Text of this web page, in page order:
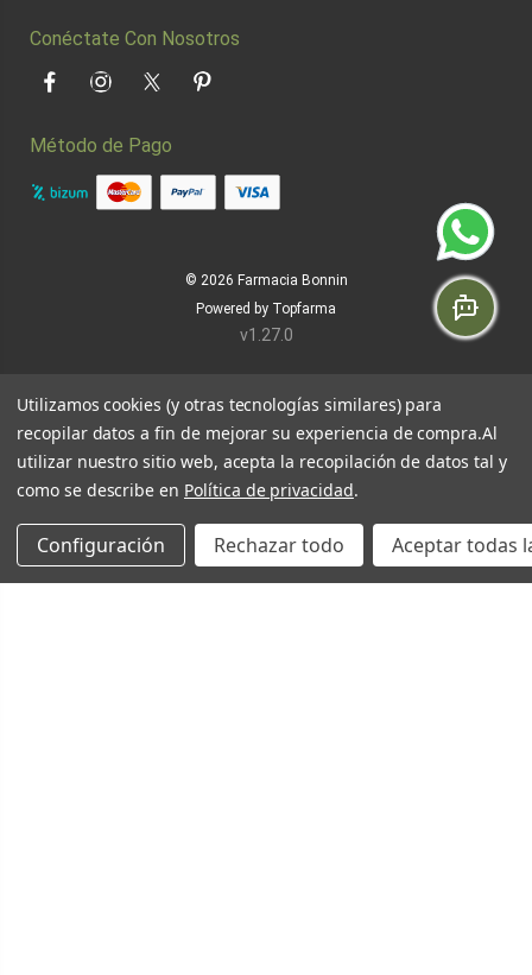
Conéctate Con Nosotros
FacebookInstagramTwitter Pinterest
Método de Pago
© 2026 Farmacia Bonnin
Powered by Topfarma
v1.27.0
Utilizamos cookies (y otras tecnologías similares) para
recopilar datos a fin de mejorar su experiencia de compra.Al
utilizar nuestro sitio web, acepta la recopilación de datos tal y
como se describe en Política de privacidad.
Configuración Rechazar todo Aceptar todas